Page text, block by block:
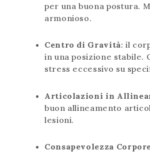
per una buona postura.
armonioso.
Centro di Gravità: il
in una posizione
stress eccessivo su
Articolazioni in
buon allineamento
lesioni.
Consapevolezza